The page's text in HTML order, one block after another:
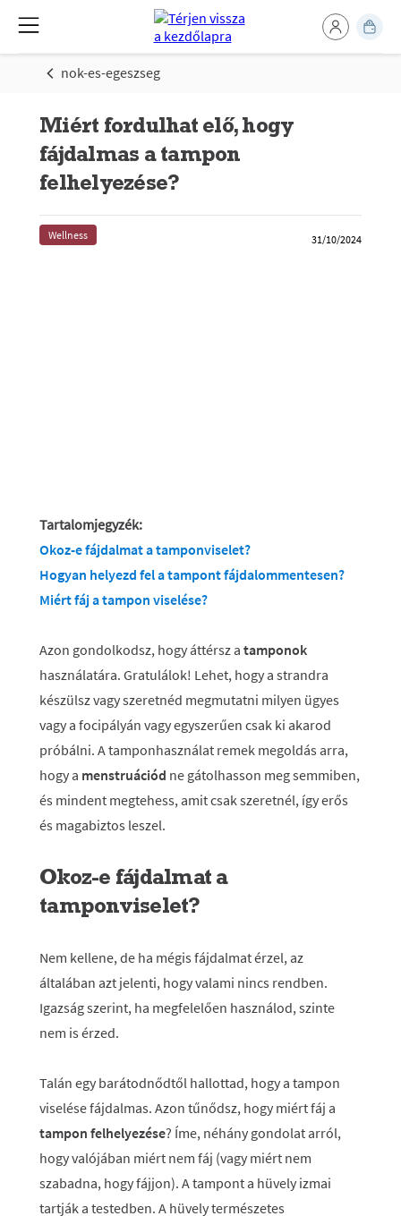
nok-es-egeszseg
Miért fordulhat elő, hogy
fájdalmas a tampon
felhelyezése?
Wellness 31/10/2024
Tartalomjegyzék:
Okoz-e fájdalmat a tamponviselet?
Hogyan helyezd fel a tampont fájdalommentesen?
Miért fáj a tampon viselése?
Azon gondolkodsz, hogy áttérsz a tamponok
használatára. Gratulálok! Lehet, hogy a strandra
készülsz vagy szeretnéd megmutatni milyen ügyes
vagy a focipályán vagy egyszerűen csak ki akarod
próbálni. A tamponhasználat remek megoldás arra,
hogy a menstruációd ne gátolhasson meg semmiben,
és mindent megtehess, amit csak szeretnél, így erős
és magabiztos leszel.
Okoz-e fájdalmat a
tamponviselet?
Nem kellene, de ha mégis fájdalmat érzel, az
általában azt jelenti, hogy valami nincs rendben.
Igazság szerint, ha megfelelően használod, szinte
nem is érzed.
Talán egy barátodnődtől hallottad, hogy a tampon
viselése fájdalmas. Azon tűnődsz, hogy miért fáj a
tampon felhelyezése? Íme, néhány gondolat arról,
hogy valójában miért nem fáj (vagy miért nem
szabadna, hogy fájjon). A tampont a hüvely izmai
tartják a testedben. A hüvely természetes